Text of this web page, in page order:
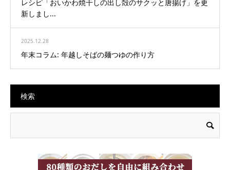
レシピ「おいかわ焼干しの出し殻のサクッと唐揚げ」を更
新しまし...
2025.12.28
年末コラム: 年越しそばの麺つゆの作り方
検索